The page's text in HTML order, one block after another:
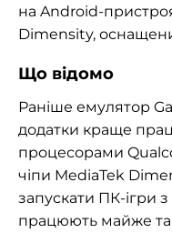
на Android-
Dimensity,
Що відомо
Раніше емулятор
додатки краще
процесорами
чіпи MediaTek
запускати ПК-ігри з
працюють майже